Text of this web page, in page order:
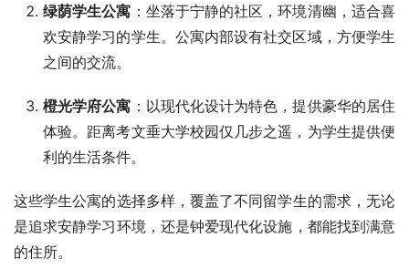
绿荫学生公寓 ：坐落于宁静的社区，环境清幽，适合喜
欢安静学习的学生。公寓内部设有社交区域，方便学生
之间的交流。
橙光学府公寓 ：以现代化设计为特色，提供豪华的居住
体验。距离考文垂大学校园仅几步之遥，为学生提供便
利的生活条件。
这些学生公寓的选择多样，覆盖了不同留学生的需求，无论
是追求安静学习环境，还是钟爱现代化设施，都能找到满意
的住所。